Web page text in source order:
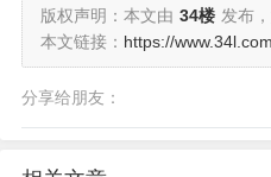
版权声明：本文由 34楼 发布
本文链接： https://
分享给朋友：